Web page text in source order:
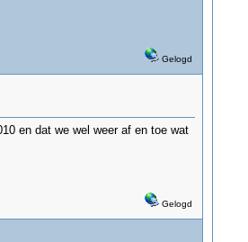
Gelogd
en dat we wel weer af en toe wat
Gelogd